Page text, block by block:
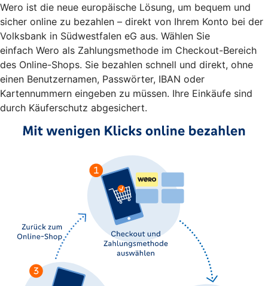
Wero ist die neue europäische Lösung, um bequem und
sicher online zu bezahlen – direkt von Ihrem Konto bei der
Volksbank in Südwestfalen eG aus. Wählen Sie
einfach Wero als Zahlungsmethode im Checkout-Bereich
des Online-Shops. Sie bezahlen schnell und direkt, ohne
einen Benutzernamen, Passwörter, IBAN oder
Kartennummern eingeben zu müssen. Ihre Einkäufe sind
durch Käuferschutz abgesichert.